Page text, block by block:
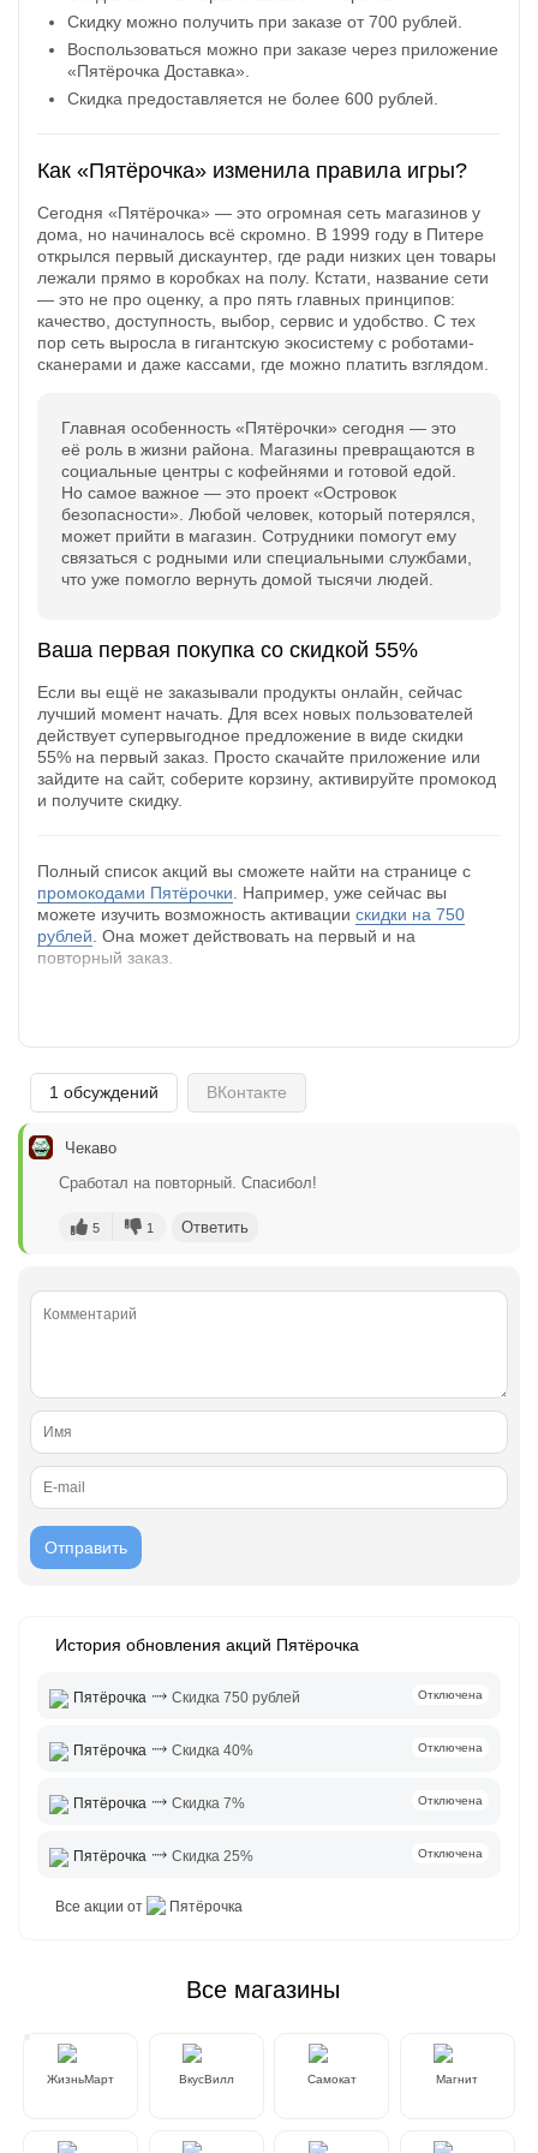
Скидку можно получить при заказе от 700 рублей.
Воспользоваться можно при заказе через приложение
«Пятёрочка Доставка».
Скидка предоставляется не более 600 рублей.
Как «Пятёрочка» изменила правила игры?
Сегодня «Пятёрочка» — это огромная сеть магазинов у
дома, но начиналось всё скромно. В 1999 году в Питере
открылся первый дискаунтер, где ради низких цен товары
лежали прямо в коробках на полу. Кстати, название сети
— это не про оценку, а про пять главных принципов:
качество, доступность, выбор, сервис и удобство. С тех
пор сеть выросла в гигантскую экосистему с роботами-
сканерами и даже кассами, где можно платить взглядом.
Главная особенность «Пятёрочки» сегодня — это
её роль в жизни района. Магазины превращаются в
социальные центры с кофейнями и готовой едой.
Но самое важное — это проект «Островок
безопасности». Любой человек, который потерялся,
может прийти в магазин. Сотрудники помогут ему
связаться с родными или специальными службами,
что уже помогло вернуть домой тысячи людей.
Ваша первая покупка со скидкой 55%
Если вы ещё не заказывали продукты онлайн, сейчас
лучший момент начать. Для всех новых пользователей
действует супервыгодное предложение в виде скидки
55% на первый заказ. Просто скачайте приложение или
зайдите на сайт, соберите корзину, активируйте промокод
и получите скидку.
Полный список акций вы сможете найти на странице с
промокодами Пятёрочки . Например, уже сейчас вы
можете изучить возможность активации скидки на 750
рублей . Она может действовать на первый и на
повторный заказ.
1 обсуждений ВКонтакте
Чекаво
Сработал на повторный. Спасибол!
5 1 Ответить
История обновления акций Пятёрочка
Пятёрочка ⤑ Скидка 750 рублей Отключена
Пятёрочка ⤑ Скидка 40% Отключена
Пятёрочка ⤑ Скидка 7% Отключена
Пятёрочка ⤑ Скидка 25% Отключена
Все акции от Пятёрочка
Все магазины
ЖизньМарт ВкусВилл Самокат Магнит
Открыть полностью
Открыть полностью
Можешь предложить свои промокоды для публикации.
Открыть полностью